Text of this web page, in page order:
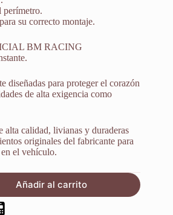
perímetro.
su correcto montaje.
BM RACING
diseñadas para proteger el corazón
de alta exigencia como
alta calidad, livianas y duraderas
originales del fabricante para
el vehículo.
Añadir al carrito